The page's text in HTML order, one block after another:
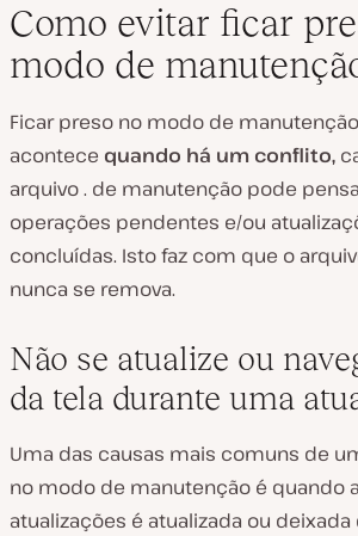
Como evitar ficar
modo de
Ficar preso no modo de
acontece quando há um conflito,
arquivo . de manutenção pode
operações pendentes e/ou
concluídas. Isto faz com que o
nunca se remova.
Não se atualize ou
da tela durante uma
Uma das causas mais comuns de
no modo de manutenção é quando
atualizações é atualizada ou